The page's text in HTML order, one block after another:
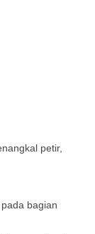
petir,
bagian